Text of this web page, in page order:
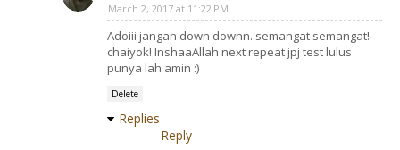
March 2, 2017 at 11:22 PM
Adoiii jangan down downn. semangat semangat!
chaiyok! InshaaAllah next repeat jpj test lulus
punya lah amin :)
Delete
Replies
Reply